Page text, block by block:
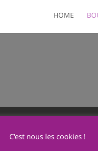
HOME
C'est nous les cookies !